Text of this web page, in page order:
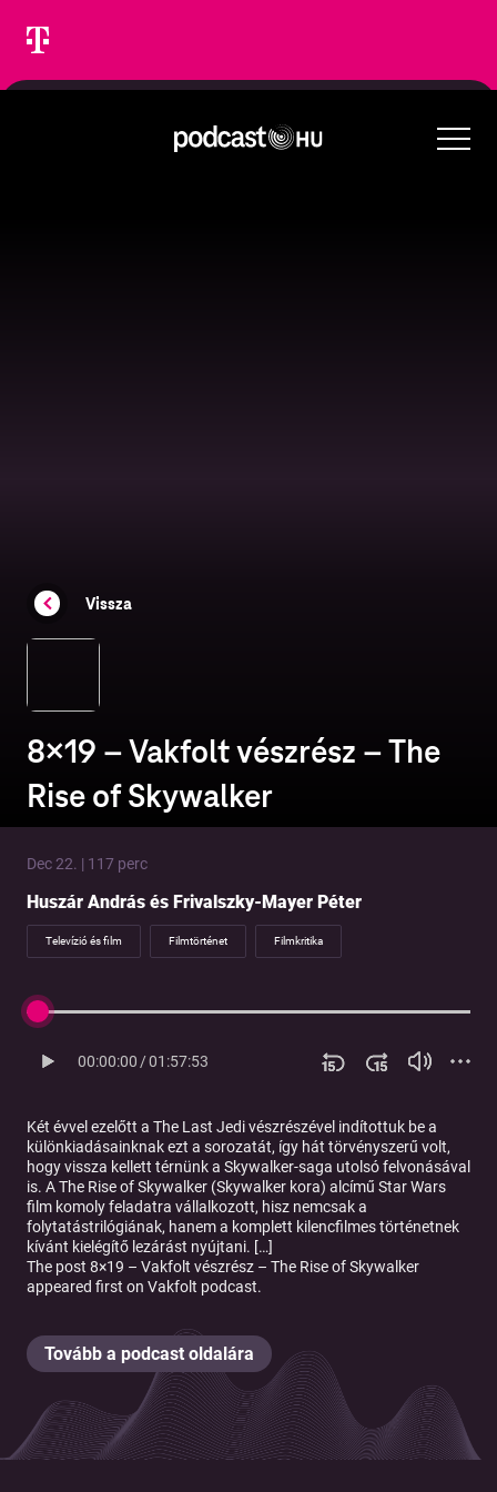
Vissza
8×19 – Vakfolt vészrész – The
Rise of Skywalker
Dec 22. | 117 perc
Huszár András és Frivalszky-Mayer Péter
Televízió és film Filmtörténet Filmkritika
00:00:00/01:57:53
Két évvel ezelőtt a The Last Jedi vészrészével indítottuk be a
különkiadásainknak ezt a sorozatát, így hát törvényszerű volt,
hogy vissza kellett térnünk a Skywalker-saga utolsó felvonásával
is. A The Rise of Skywalker (Skywalker kora) alcímű Star Wars
film komoly feladatra vállalkozott, hisz nemcsak a
folytatástrilógiának, hanem a komplett kilencfilmes történetnek
kívánt kielégítő lezárást nyújtani. […]
The post 8×19 – Vakfolt vészrész – The Rise of Skywalker
appeared first on Vakfolt podcast.
Tovább a podcast oldalára